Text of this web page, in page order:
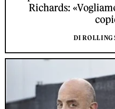
Richards:
DI ROLLING